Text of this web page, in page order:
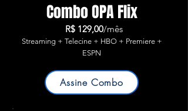
Combo OPA Flix
R$ 129,00/mês
Streaming + Telecine + HBO + Premiere +
ESPN
Assine Combo